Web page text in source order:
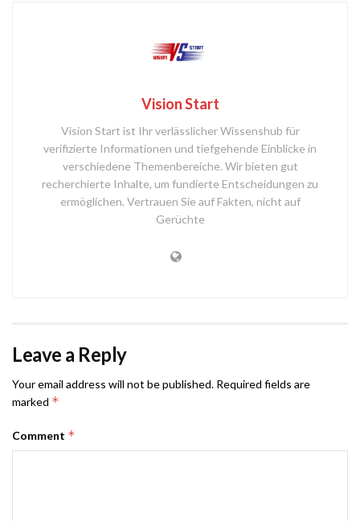
Vision Start
Vision Start ist Ihr verlässlicher Wissenshub für
verifizierte Informationen und tiefgehende Einblicke in
verschiedene Themenbereiche. Wir bieten gut
recherchierte Inhalte, um fundierte Entscheidungen zu
ermöglichen. Vertrauen Sie auf Fakten, nicht auf
Gerüchte
Leave a Reply
Your email address will not be published. Required fields are
marked *
Comment *